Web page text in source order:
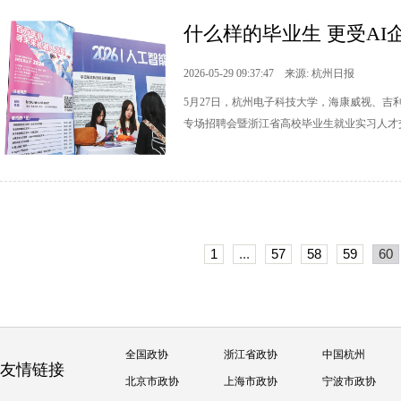
什么样的毕业生 更受AI
2026-05-29 09:37:47 来源: 杭州日报
5月27日，杭州电子科技大学，海康威视、
专场招聘会暨浙江省高校毕业生就业实习人
1 ... 57 58 59 60
友情链接
全国政协 浙江省政协 中国杭州
北京市政协 上海市政协 宁波市政协